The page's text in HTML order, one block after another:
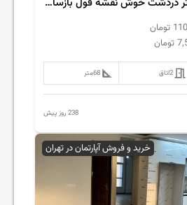
تومان
تومان
2اتاق 68متر
238 روز پیش
خرید و فروش آپارتمان در تهران